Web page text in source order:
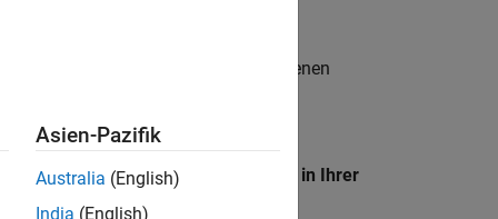
. Wenn Sie noch immer keine offenen
unseres
Standort, um alle Stellenangebote in Ihrer
Asien-Pazifik
Australia (English)
India (English)